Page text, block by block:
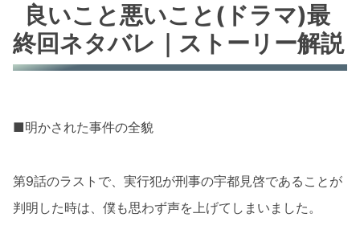
良いこと悪いこと(ドラマ)最
終回ネタバレ｜ストーリー解説
■明かされた事件の全貌
第9話のラストで、実行犯が刑事の宇都見啓であることが
判明した時は、僕も思わず声を上げてしまいました。